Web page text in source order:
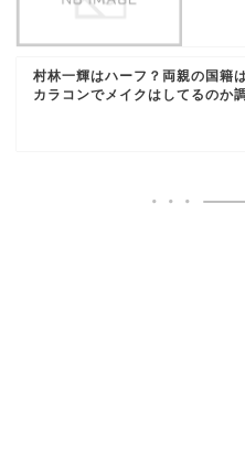
村林一輝はハーフ？両親の国籍
カラコンでメイクはしてるのか